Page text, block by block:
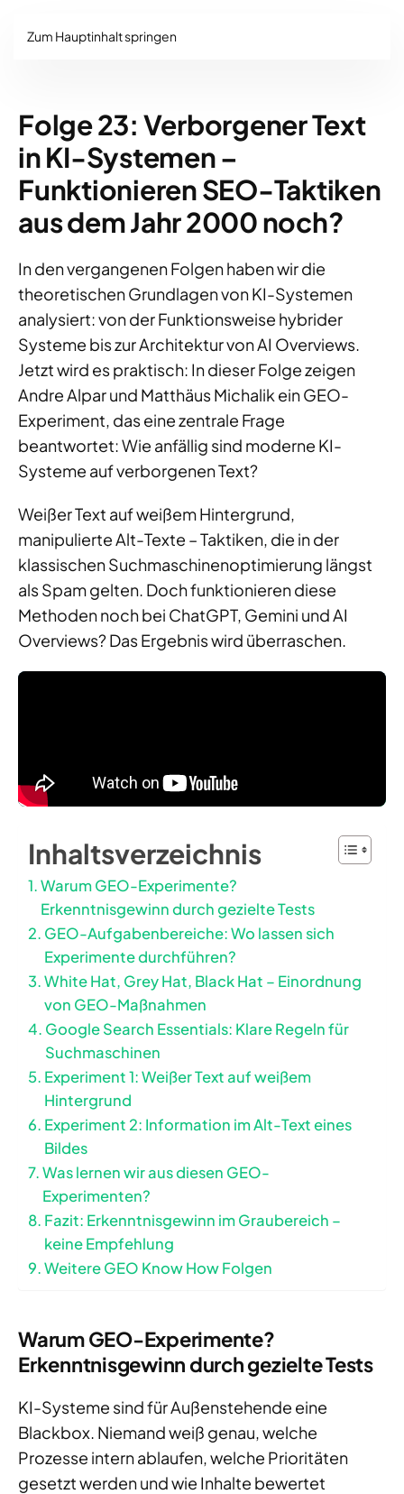
Zum Hauptinhalt springen
Folge 23: Verborgener Text
in KI-Systemen –
Funktionieren SEO-Taktiken
aus dem Jahr 2000 noch?
In den vergangenen Folgen haben wir die
theoretischen Grundlagen von KI-Systemen
analysiert: von der Funktionsweise hybrider
Systeme bis zur Architektur von AI Overviews.
Jetzt wird es praktisch: In dieser Folge zeigen
Andre Alpar und Matthäus Michalik ein GEO-
Experiment, das eine zentrale Frage
beantwortet: Wie anfällig sind moderne KI-
Systeme auf verborgenen Text?
Weißer Text auf weißem Hintergrund,
manipulierte Alt-Texte – Taktiken, die in der
klassischen Suchmaschinenoptimierung längst
als Spam gelten. Doch funktionieren diese
Methoden noch bei ChatGPT, Gemini und AI
Overviews? Das Ergebnis wird überraschen.
Inhaltsverzeichnis
Warum GEO-Experimente?
Erkenntnisgewinn durch gezielte Tests
GEO-Aufgabenbereiche: Wo lassen sich
Experimente durchführen?
White Hat, Grey Hat, Black Hat – Einordnung
von GEO-Maßnahmen
Google Search Essentials: Klare Regeln für
Suchmaschinen
Experiment 1: Weißer Text auf weißem
Hintergrund
Experiment 2: Information im Alt-Text eines
Bildes
Was lernen wir aus diesen GEO-
Experimenten?
Fazit: Erkenntnisgewinn im Graubereich –
keine Empfehlung
Weitere GEO Know How Folgen
Warum GEO-Experimente?
Erkenntnisgewinn durch gezielte Tests
KI-Systeme sind für Außenstehende eine
Blackbox. Niemand weiß genau, welche
Prozesse intern ablaufen, welche Prioritäten
gesetzt werden und wie Inhalte bewertet